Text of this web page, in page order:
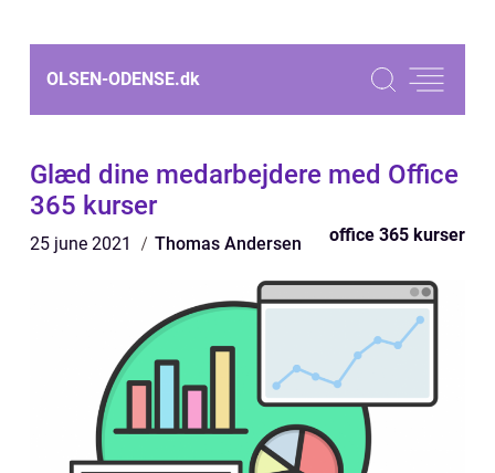
OLSEN-ODENSE.dk
Glæd dine medarbejdere med Office
365 kurser
25 june 2021 Thomas Andersen office 365 kurser